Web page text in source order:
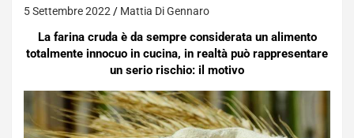
5 Settembre 2022 Mattia Di Gennaro
La farina cruda è da sempre considerata un alimento
totalmente innocuo in cucina, in realtà può rappresentare
un serio rischio: il motivo